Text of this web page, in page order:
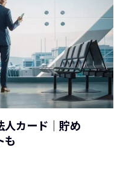
人カード│貯め
も